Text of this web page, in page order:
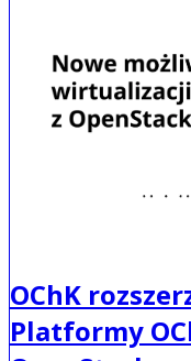
OChK
Platformy